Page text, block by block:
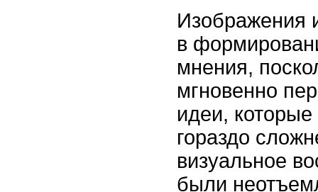
Изображения
в
мнения,
мгновенно
идеи,
гораздо
визуальное
были